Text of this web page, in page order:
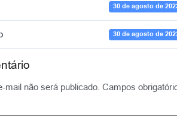
30 de agosto de
30 de agosto de
mail não será publicado. Campos